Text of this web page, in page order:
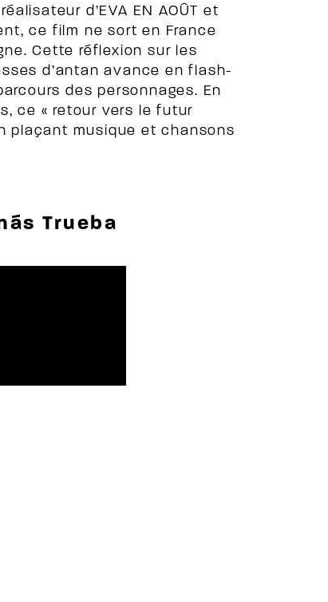
d’EVA EN AOÛT et
ce film ne sort en France
Cette réflexion sur les
d’antan avance en flash-
des personnages. En
ce « retour vers le futur
plaçant musique et chansons
Trueba